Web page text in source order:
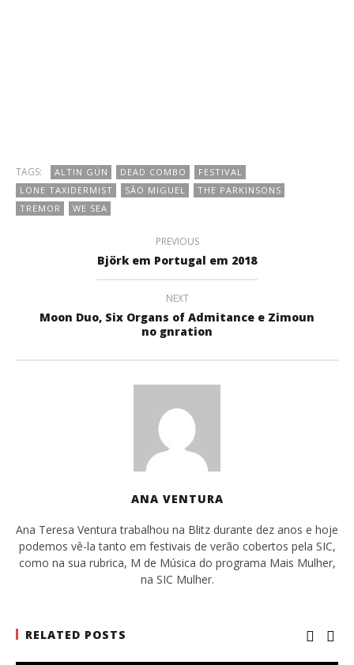
TAGS: ALTIN GÜN DEAD COMBO
FESTIVAL
LONE TAXIDERMIST
SÃO MIGUEL
THE PARKINSONS
TREMOR
WE SEA
PREVIOUS
Björk em Portugal em 2018
NEXT
Moon Duo, Six Organs of Admitance e Zimoun
no gnration
ANA VENTURA
Ana Teresa Ventura trabalhou na Blitz durante dez anos e hoje
podemos vê-la tanto em festivais de verão cobertos pela SIC,
como na sua rubrica, M de Música do programa Mais Mulher,
na SIC Mulher.
RELATED POSTS